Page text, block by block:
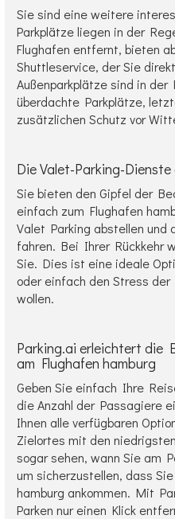
Sie sind eine weitere
Parkplätze liegen in der
Flughafen entfernt, bieten
Shuttleservice, der Sie
Außenparkplätze sind in der
überdachte Parkplätze,
zusätzlichen Schutz vor
Die Valet-Parking-
Sie bieten den Gipfel der
einfach zum Flughafen
Valet Parking abstellen und
fahren. Bei Ihrer Rückkehr
Sie. Dies ist eine ideale
oder einfach den Stress
wollen.
Parking.ai erleichtert die
am Flughafen hamburg
Geben Sie einfach Ihre
die Anzahl der Passagiere
Ihnen alle verfügbaren
Zielortes mit den
sogar sehen, wann Sie am
um sicherzustellen, dass
hamburg ankommen. Mit
Parken nur einen Klick